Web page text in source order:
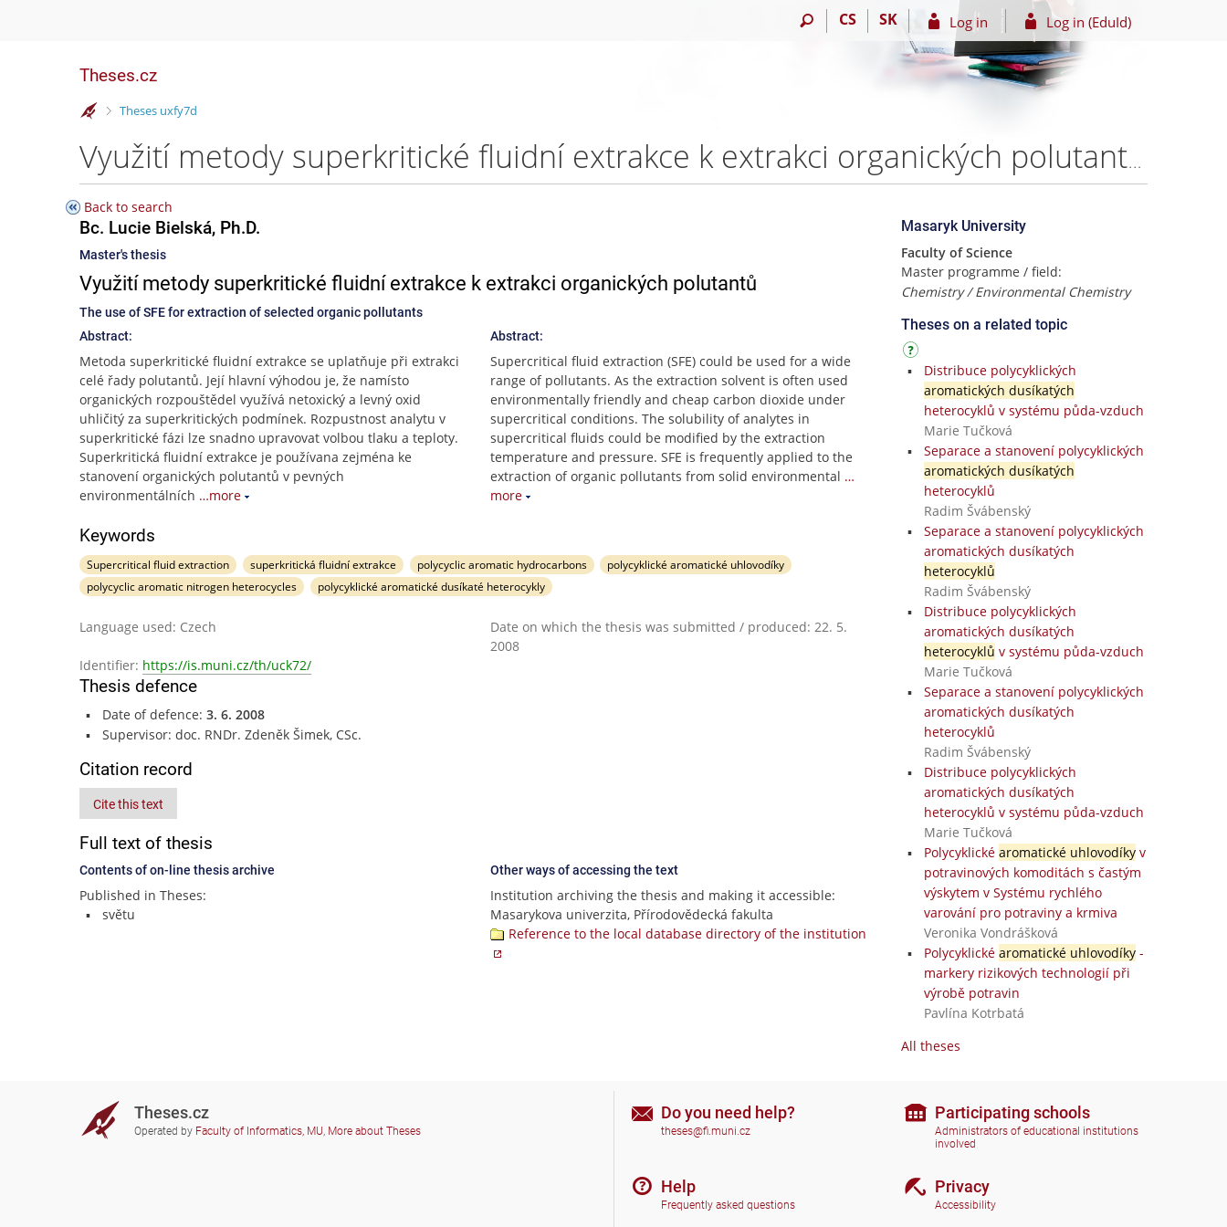
CS SK Log in Log in (EduId)
Theses.cz
>
Theses uxfy7d
Využití metody superkritické fluidní extrakce k extrakci organických polutantů – Bc. Lucie Bielská, Ph.D.
Back to search
Bc. Lucie Bielská, Ph.D.
Master's thesis
Využití metody superkritické fluidní extrakce k extrakci organických polutantů
The use of SFE for extraction of selected organic pollutants
Abstract:
Metoda superkritické fluidní extrakce se uplatňuje při extrakci
celé řady polutantů. Její hlavní výhodou je, že namísto
organických rozpouštědel využívá netoxický a levný oxid
uhličitý za superkritických podmínek. Rozpustnost analytu v
superkritické fázi lze snadno upravovat volbou tlaku a teploty.
Superkritická fluidní extrakce je používana zejména ke
stanovení organických polutantů v pevných
environmentálních …more
Abstract:
Supercritical fluid extraction (SFE) could be used for a wide
range of pollutants. As the extraction solvent is often used
environmentally friendly and cheap carbon dioxide under
supercritical conditions. The solubility of analytes in
supercritical fluids could be modified by the extraction
temperature and pressure. SFE is frequently applied to the
extraction of organic pollutants from solid environmental …
more
Keywords
Supercritical fluid extraction superkritická fluidní extrakce polycyclic aromatic hydrocarbons
polycyklické aromatické uhlovodíky
polycyclic aromatic nitrogen heterocycles
polycyklické aromatické dusíkaté heterocykly
Language used: Czech
Date on which the thesis was submitted / produced: 22. 5.
2008
Identifier: https://is.muni.cz/th/uck72/
Thesis defence
Date of defence: 3. 6. 2008
Supervisor: doc. RNDr. Zdeněk Šimek, CSc.
Citation record
Cite this text
Full text of thesis
Contents of on-line thesis archive
Published in Theses:
světu
Other ways of accessing the text
Institution archiving the thesis and making it accessible:
Masarykova univerzita, Přírodovědecká fakulta
Reference to the local database directory of the institution
Masaryk University
Faculty of Science
Master programme / field:
Chemistry / Environmental Chemistry
Theses on a related topic
Distribuce polycyklických
aromatických dusíkatých
heterocyklů v systému půda-vzduch
Marie Tučková
Separace a stanovení polycyklických
aromatických dusíkatých
heterocyklů
Radim Švábenský
Separace a stanovení polycyklických
aromatických dusíkatých
heterocyklů
Radim Švábenský
Distribuce polycyklických
aromatických dusíkatých
heterocyklů v systému půda-vzduch
Marie Tučková
Separace a stanovení polycyklických
aromatických dusíkatých
heterocyklů
Radim Švábenský
Distribuce polycyklických
aromatických dusíkatých
heterocyklů v systému půda-vzduch
Marie Tučková
Polycyklické aromatické uhlovodíkyv
potravinových komoditách s častým
výskytem v Systému rychlého
varování pro potraviny a krmiva
Veronika Vondrášková
Polycyklické aromatické uhlovodíky-
markery rizikových technologií při
výrobě potravin
Pavlína Kotrbatá
All theses
Theses.cz
Operated by Faculty of Informatics, MU, More about Theses
Do you need help?
theses@fi.muni.cz
Help
Frequently asked questions
Participating schools
Administrators of educational institutions
involved
Privacy
Accessibility